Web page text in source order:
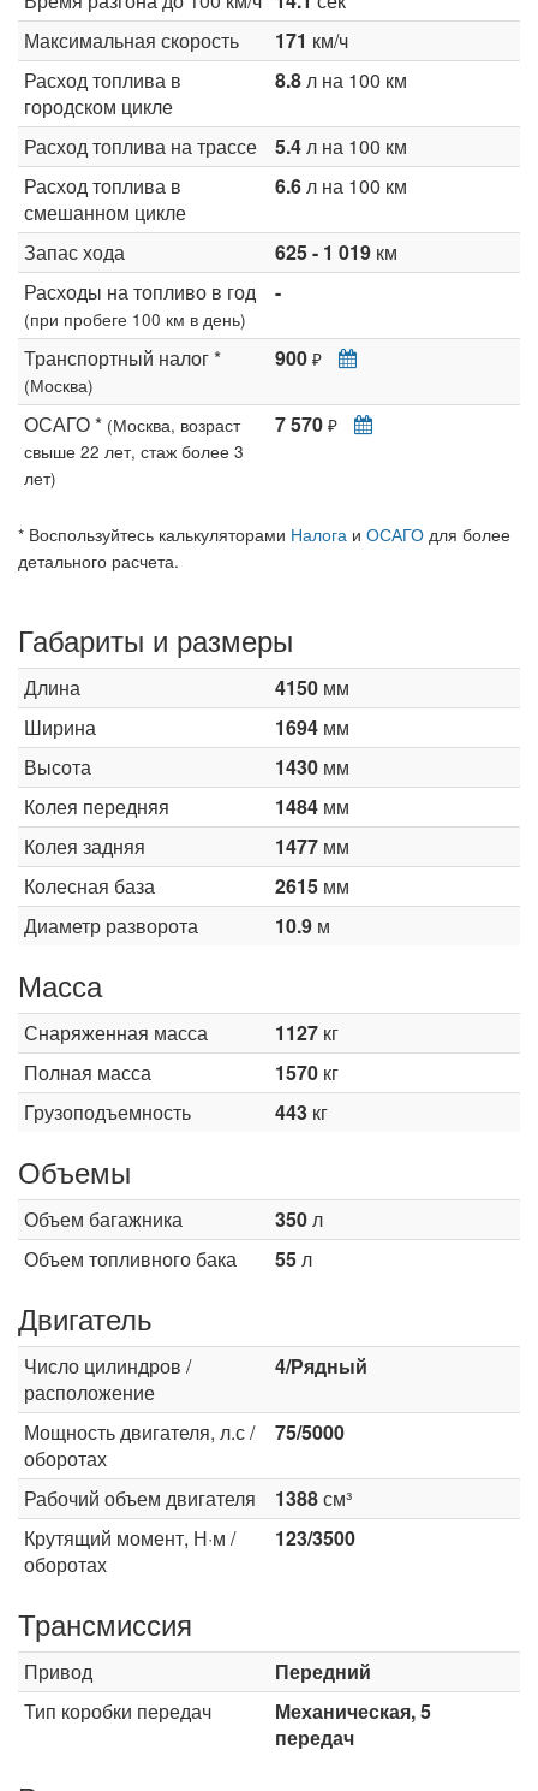
Максимальная скорость
171 км/ч
Расход топлива в
городском цикле
8.8л на 100 км
Расход топлива на трассе 5.4л на 100 км
Расход топлива в
смешанном цикле
6.6л на 100 км
Запас хода 625 - 1 019 км
Расходы на топливо в год
(при пробеге 100 км в день)
-
Транспортный налог *
(Москва)
900 ₽
ОСАГО * (Москва, возраст
свыше 22 лет, стаж более 3
лет)
7 570 ₽
* Воспользуйтесь калькуляторами Налога и ОСАГО для более
детального расчета.
Габариты и размеры
Длина 4150 мм
Ширина
1694 мм
Высота
1430 мм
Колея передняя
1484 мм
Колея задняя
1477 мм
Колесная база
2615 мм
Диаметр разворота
10.9 м
Масса
Снаряженная масса 1127 кг
Полная масса
1570 кг
Грузоподъемность
443 кг
Объемы
Объем багажника 350л
Объем топливного бака
55л
Двигатель
Число цилиндров /
расположение
4/Рядный
Мощность двигателя, л.с /
оборотах
75/5000
Рабочий объем двигателя 1388см³
Крутящий момент, Н·м /
оборотах
123/3500
Трансмиссия
Привод
Передний
Тип коробки передач
Механическая, 5
передач